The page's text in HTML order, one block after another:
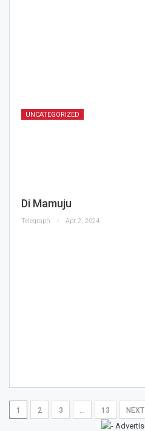
UNCATEGORIZED
Di Mamuju
Telegraph Apr 2, 2024
1 2 3 … 13 NEXT